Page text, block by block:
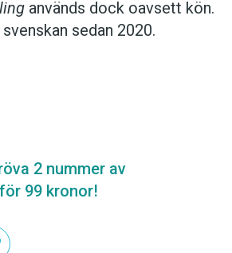
används dock oavsett kön.
sedan 2020.
2 nummer av
99 kronor!